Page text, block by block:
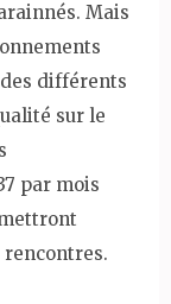
Mais
différents
sur le
par mois